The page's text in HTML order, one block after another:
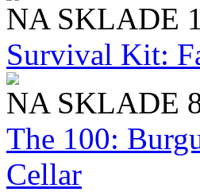
NA SKLADE
Survival Kit:
NA SKLADE
The 100:
Cellar